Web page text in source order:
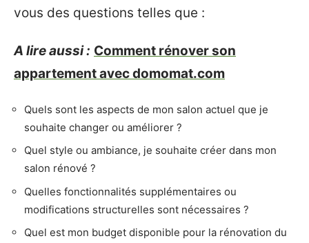
vous des questions telles que :
A lire aussi : Comment rénover son
appartement avec domomat.com
Quels sont les aspects de mon salon actuel que je
souhaite changer ou améliorer ?
Quel style ou ambiance, je souhaite créer dans mon
salon rénové ?
Quelles fonctionnalités supplémentaires ou
modifications structurelles sont nécessaires ?
Quel est mon budget disponible pour la rénovation du